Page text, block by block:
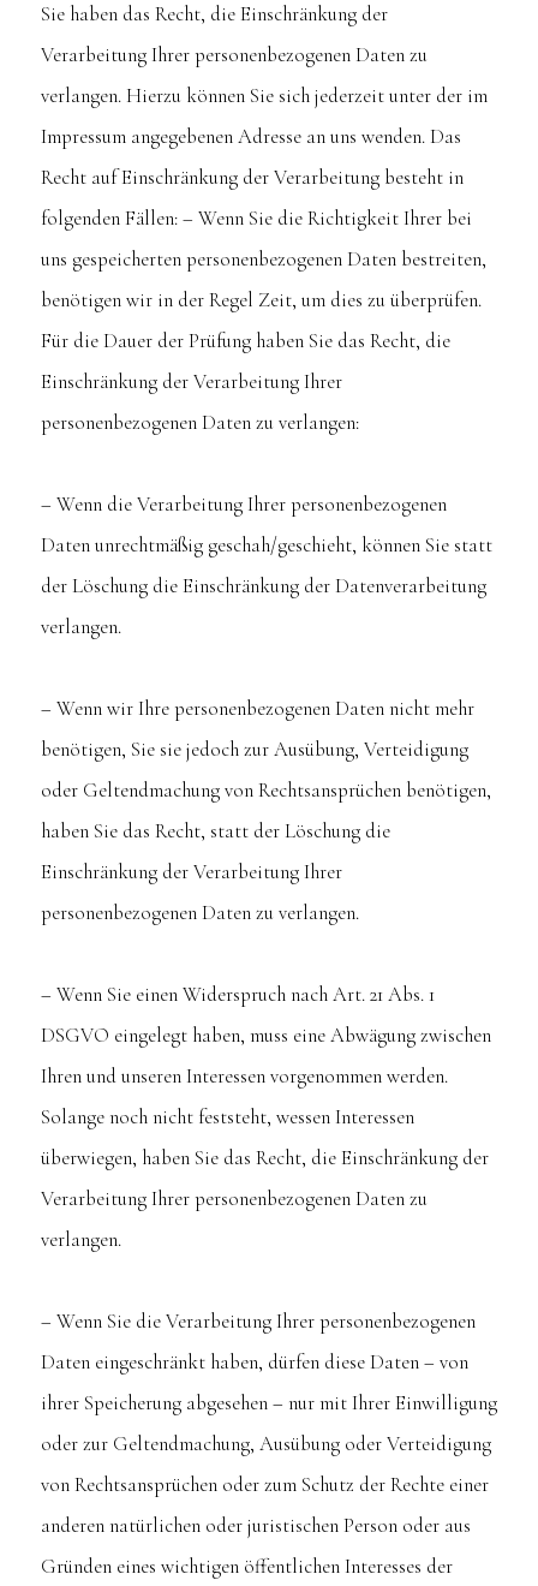
Sie haben das Recht, die Einschränkung der
Verarbeitung Ihrer personenbezogenen Daten zu
verlangen. Hierzu können Sie sich jederzeit unter der im
Impressum angegebenen Adresse an uns wenden. Das
Recht auf Einschränkung der Verarbeitung besteht in
folgenden Fällen: – Wenn Sie die Richtigkeit Ihrer bei
uns gespeicherten personenbezogenen Daten bestreiten,
benötigen wir in der Regel Zeit, um dies zu überprüfen.
Für die Dauer der Prüfung haben Sie das Recht, die
Einschränkung der Verarbeitung Ihrer
personenbezogenen Daten zu verlangen:
– Wenn die Verarbeitung Ihrer personenbezogenen
Daten unrechtmäßig geschah/geschieht, können Sie statt
der Löschung die Einschränkung der Datenverarbeitung
verlangen.
– Wenn wir Ihre personenbezogenen Daten nicht mehr
benötigen, Sie sie jedoch zur Ausübung, Verteidigung
oder Geltendmachung von Rechtsansprüchen benötigen,
haben Sie das Recht, statt der Löschung die
Einschränkung der Verarbeitung Ihrer
personenbezogenen Daten zu verlangen.
– Wenn Sie einen Widerspruch nach Art. 21 Abs. 1
DSGVO eingelegt haben, muss eine Abwägung zwischen
Ihren und unseren Interessen vorgenommen werden.
Solange noch nicht feststeht, wessen Interessen
überwiegen, haben Sie das Recht, die Einschränkung der
Verarbeitung Ihrer personenbezogenen Daten zu
verlangen.
– Wenn Sie die Verarbeitung Ihrer personenbezogenen
Daten eingeschränkt haben, dürfen diese Daten – von
ihrer Speicherung abgesehen – nur mit Ihrer Einwilligung
oder zur Geltendmachung, Ausübung oder Verteidigung
von Rechtsansprüchen oder zum Schutz der Rechte einer
anderen natürlichen oder juristischen Person oder aus
Gründen eines wichtigen öffentlichen Interesses der